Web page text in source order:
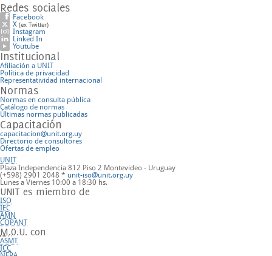
Redes sociales
Facebook
X (ex Twitter)
Instagram
Linked In
Youtube
Institucional
Afiliación a UNIT
Política de privacidad
Representatividad internacional
Normas
Normas en consulta pública
Catálogo de normas
Últimas normas publicadas
Capacitación
capacitacion@unit.org.uy
Directorio de consultores
Ofertas de empleo
UNIT
Plaza Independencia 812 Piso 2 Montevideo - Uruguay
(+598) 2901 2048 * unit-iso@unit.org.uy
Lunes a Viernes 10:00 a 18:30 hs.
UNIT es miembro de
ISO
IEC
AMN
COPANT
M.O.U. con
ASMT
ICC